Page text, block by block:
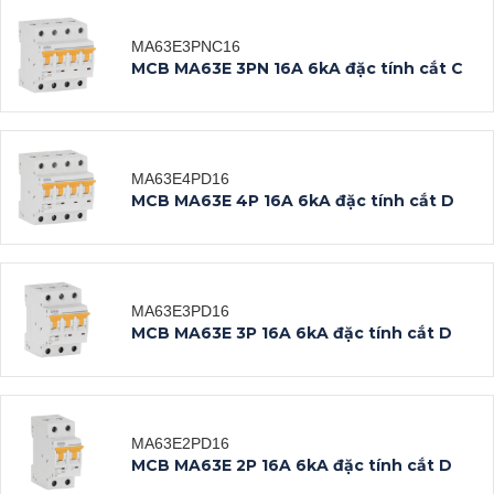
MA63E3PNC16
MCB MA63E 3PN 16A 6kA đặc tính cắt C
Datasheet
MA63E4PD16
MCB MA63E 4P 16A 6kA đặc tính cắt D
MA63E3PD16
MCB MA63E 3P 16A 6kA đặc tính cắt D
MA63E2PD16
MCB MA63E 2P 16A 6kA đặc tính cắt D